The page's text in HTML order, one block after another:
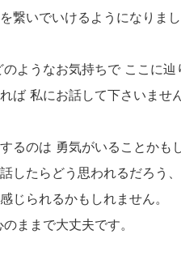
繋いでいけるようになりまし
ようなお気持ちで ここに辿
ば 私にお話して下さいません
るのは 勇気がいることかも
したらどう思われるだろう、
じられるかもしれません。
ままで大丈夫です。